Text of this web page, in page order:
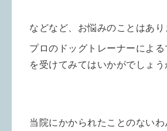
などなど、お悩みのことはあり
プロのドッグトレーナーによ
を受けてみてはいかがでしょう
当院にかかられたことのない